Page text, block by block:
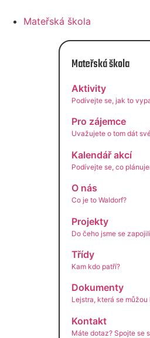
Mateřská škola
Mateřská škola
Aktivity
Podívejte se, jak to
Pro zájemce
Uvažujete o tom dát
Kalendář akcí
Podívejte se, co
O nás
Co je to Waldorf?
Projekty
Do čeho jsme se
Třídy
Kam kdo patří?
Dokumenty
Lejstra, která se můžou
Kontakt
Máte dotaz? Spojte se